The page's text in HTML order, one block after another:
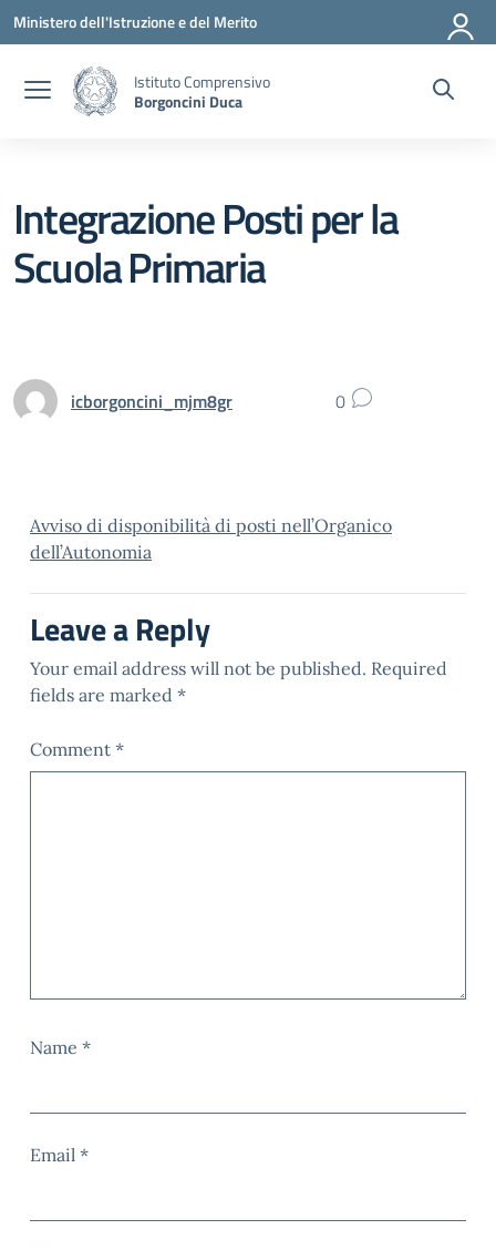
Vai ai contenuti
Vai al menu di navigazione
Vai al footer
Ministero dell'Istruzione e del Merito
Istituto Comprensivo
Borgoncini Duca
Integrazione Posti per la
Scuola Primaria
icborgoncini_mjm8gr 0
Avviso di disponibilità di posti nell’Organico
dell’Autonomia
Leave a Reply
Your email address will not be published. Required
fields are marked *
Comment *
Name *
Email *